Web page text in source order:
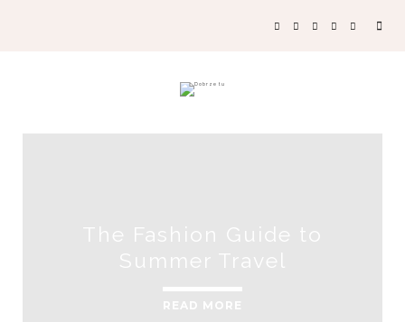
The Fashion Guide to
Summer Travel
READ MORE